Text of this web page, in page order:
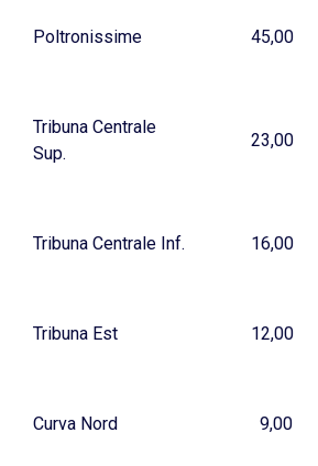
Poltronissime 45,00
Tribuna Centrale
Sup.
23,00
Tribuna Centrale Inf. 16,00
Tribuna Est 12,00
Curva Nord 9,00